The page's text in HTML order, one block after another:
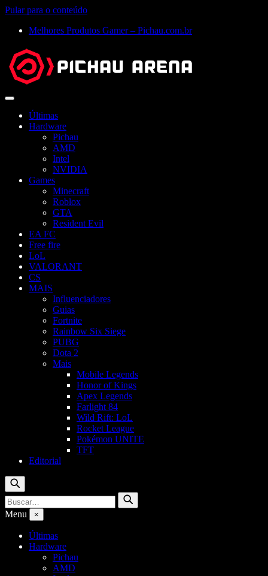
Pular para o conteúdo
Melhores Produtos Gamer – Pichau.com.br
Abrir
Últimas
Hardware
Pichau
AMD
Intel
NVIDIA
Games
Minecraft
Roblox
GTA
Resident Evil
EA FC
Free fire
LoL
VALORANT
CS
MAIS
Influenciadores
Guias
Fortnite
Rainbow Six Siege
PUBG
Dota 2
Mais
Mobile Legends
Honor of Kings
Apex Legends
Farlight 84
Wild Rift: LoL
Rocket League
Pokémon UNITE
TFT
Editorial
Buscar
Buscar
por:
Buscar
Menu ×
Últimas
Hardware
Pichau
AMD